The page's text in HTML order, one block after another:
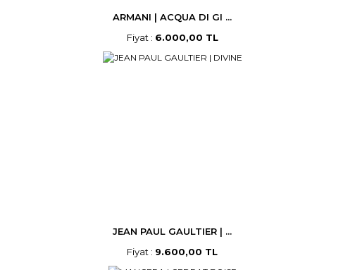
ARMANI | ACQUA DI GI ...
Fiyat : 6.000,00 TL
JEAN PAUL GAULTIER | ...
Fiyat : 9.600,00 TL